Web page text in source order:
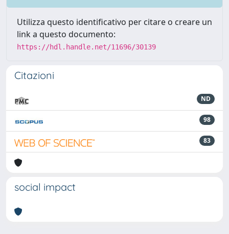
Utilizza questo identificativo per citare o creare un
link a questo documento:
https://hdl.handle.net/11696/30139
Citazioni
ND
98
83
social impact